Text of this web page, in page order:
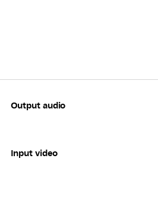
Output audio
Input video